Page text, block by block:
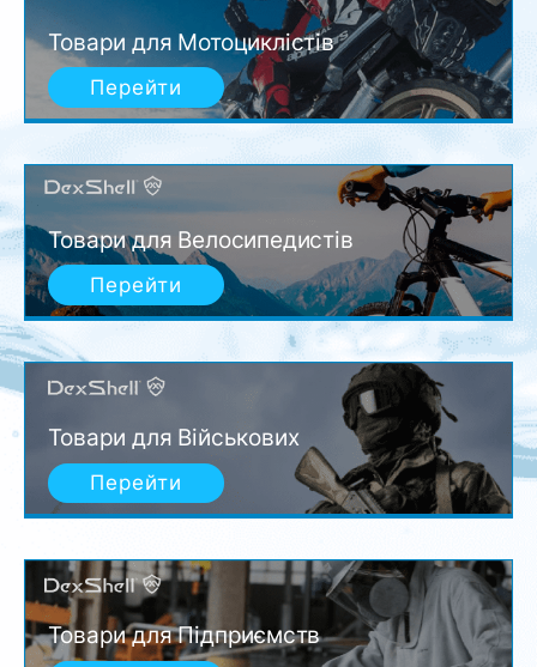
Товари для Мотоциклістів
Перейти
Товари для Велосипедистів
Перейти
Товари для Військових
Перейти
Товари для Підприємств